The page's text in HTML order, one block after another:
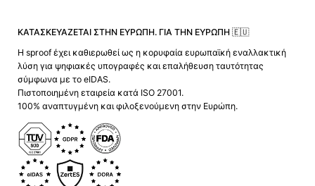
ΚΑΤΑΣΚΕΥΆΖΕΤΑΙ ΣΤΗΝ ΕΥΡΏΠΗ. ΓΙΑ ΤΗΝ ΕΥΡΏΠΗ 🇪🇺
Η sproof έχει καθιερωθεί ως η κορυφαία ευρωπαϊκή εναλλακτική
λύση για ψηφιακές υπογραφές και επαλήθευση ταυτότητας
σύμφωνα με το eIDAS.
Πιστοποιημένη εταιρεία κατά ISO 27001.
100% αναπτυγμένη και φιλοξενούμενη στην Ευρώπη.